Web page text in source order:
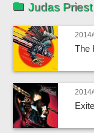
Judas Priest
The